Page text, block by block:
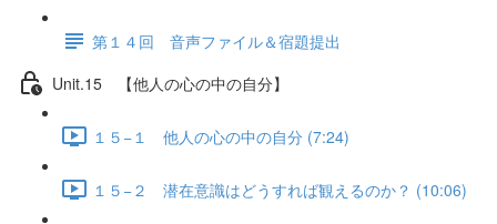
第１４回 音声ファイル＆宿題提出
Unit.15 【他人の心の中の自分】
１５−１ 他人の心の中の自分 (7:24)
１５−２ 潜在意識はどうすれば観えるのか？ (10:06)